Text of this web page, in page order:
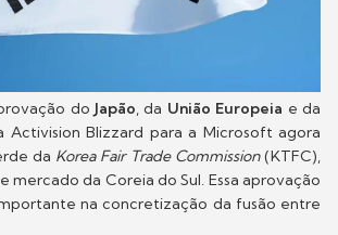
do Japão, da União Europeia e da
Activision Blizzard para a Microsoft agora
da Korea Fair Trade Commission(KTFC),
mercado da Coreia do Sul. Essa aprovação
na concretização da fusão entre